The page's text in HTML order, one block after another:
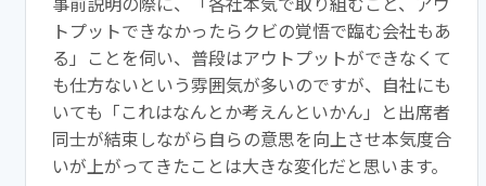
トプットできなかったらクビの覚悟で臨む会社もあ
る」ことを伺い、普段はアウトプットができなくて
も仕方ないという雰囲気が多いのですが、 自社にも
いても「これはなんとか考えんといかん」と出席者
同士が結束しながら自らの意思を向上させ本気度合
いが上がってきたことは大きな変化だと思います。